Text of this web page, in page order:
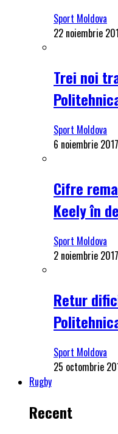
Sport Moldova
22 noiembrie
Trei noi
Sport Moldova
6 noiembrie 2017
Cifre
Keely în
Sport Moldova
2 noiembrie 2017
Retur
Sport Moldova
25 octombrie
Rugby
Recent